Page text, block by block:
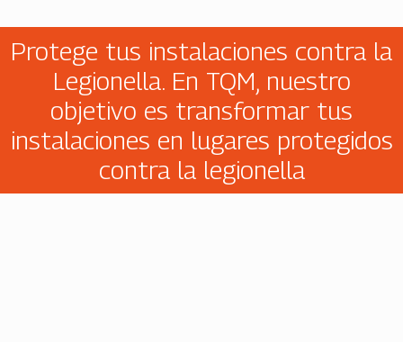
Protege tus instalaciones contra la
Legionella. En TQM, nuestro
objetivo es transformar tus
instalaciones en lugares protegidos
contra la legionella